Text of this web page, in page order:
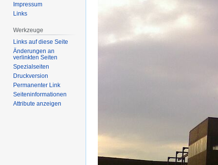
Impressum
Links
Werkzeuge
Links auf diese Seite
Änderungen an
verlinkten Seiten
Spezialseiten
Druckversion
Permanenter Link
Seiten­­informationen
Attribute anzeigen